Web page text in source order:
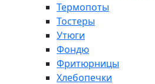
Термопоты
Тостеры
Утюги
Фондю
Фритюрницы
Хлебопечки